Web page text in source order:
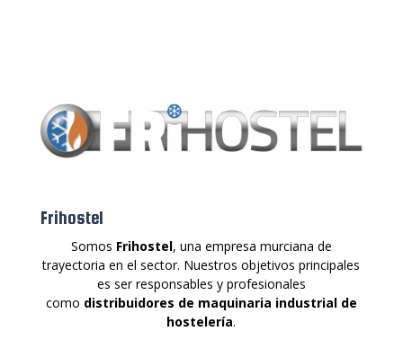
Frihostel
Somos Frihostel, una empresa murciana de
trayectoria en el sector. Nuestros objetivos principales
es ser responsables y profesionales
como distribuidores de maquinaria industrial de
hostelería.